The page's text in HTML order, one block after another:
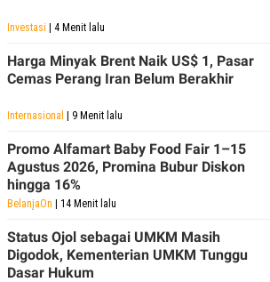
Investasi | 4 Menit lalu
Harga Minyak Brent Naik US$ 1, Pasar
Cemas Perang Iran Belum Berakhir
Internasional | 9 Menit lalu
Promo Alfamart Baby Food Fair 1–15
Agustus 2026, Promina Bubur Diskon
hingga 16%
BelanjaOn | 14 Menit lalu
Status Ojol sebagai UMKM Masih
Digodok, Kementerian UMKM Tunggu
Dasar Hukum